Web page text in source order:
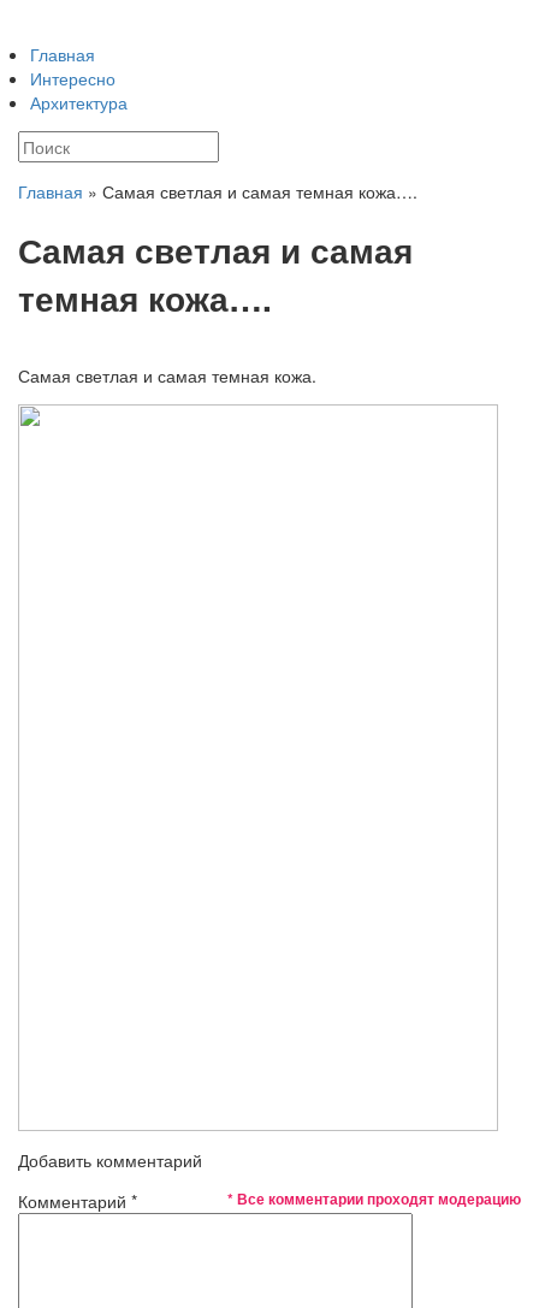
Главная
Интересно
Архитектура
Главная » Самая светлая и самая темная кожа….
Самая светлая и самая
темная кожа….
Самая светлая и самая темная кожа.
Добавить комментарий
* Все комментарии проходят модерацию
Комментарий *